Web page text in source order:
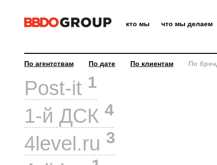
кто мы что мы делаем
По агентствам По дате По клиентам По
Post-it 1
1-й ДСК 4
4level.ru 3